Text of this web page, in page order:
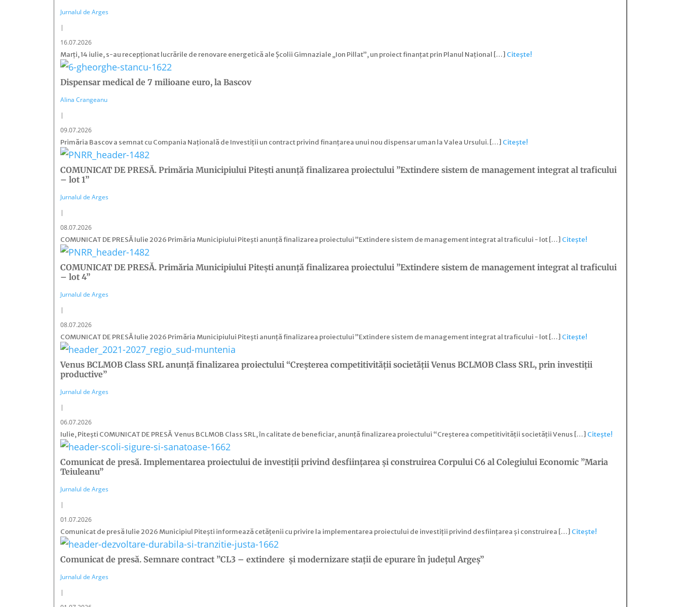
Jurnalul de Arges
|
16.07.2026
Marți, 14 iulie, s-au recepționat lucrările de renovare energetică ale Școlii Gimnaziale „Ion Pillat”, un proiect finanțat prin Planul Național […] Citește!
Dispensar medical de 7 milioane euro, la Bascov
Alina Crangeanu
|
09.07.2026
Primăria Bascov a semnat cu Compania Națională de Investiții un contract privind finanțarea unui nou dispensar uman la Valea Ursului. […] Citește!
COMUNICAT DE PRESĂ. Primăria Municipiului Pitești anunță finalizarea proiectului ”Extindere sistem de management integrat al traficului
– lot 1”
Jurnalul de Arges
|
08.07.2026
COMUNICAT DE PRESĂ Iulie 2026 Primăria Municipiului Pitești anunță finalizarea proiectului ”Extindere sistem de management integrat al traficului - lot […] Citește!
COMUNICAT DE PRESĂ. Primăria Municipiului Pitești anunță finalizarea proiectului ”Extindere sistem de management integrat al traficului
– lot 4”
Jurnalul de Arges
|
08.07.2026
COMUNICAT DE PRESĂ Iulie 2026 Primăria Municipiului Pitești anunță finalizarea proiectului ”Extindere sistem de management integrat al traficului - lot […] Citește!
Venus BCLMOB Class SRL anunţă finalizarea proiectului “Creșterea competitivității societății Venus BCLMOB Class SRL, prin investiții
productive”
Jurnalul de Arges
|
06.07.2026
Iulie, Pitești COMUNICAT DE PRESĂ Venus BCLMOB Class SRL, în calitate de beneficiar, anunţă finalizarea proiectului “Creșterea competitivității societății Venus […] Citește!
Comunicat de presă. Implementarea proiectului de investiții privind desființarea și construirea Corpului C6 al Colegiului Economic ”Maria
Teiuleanu”
Jurnalul de Arges
|
01.07.2026
Comunicat de presă Iulie 2026 Municipiul Pitești informează cetățenii cu privire la implementarea proiectului de investiții privind desființarea și construirea […] Citește!
Comunicat de presă. Semnare contract ”CL3 – extindere și modernizare stații de epurare în județul Argeș”
Jurnalul de Arges
|